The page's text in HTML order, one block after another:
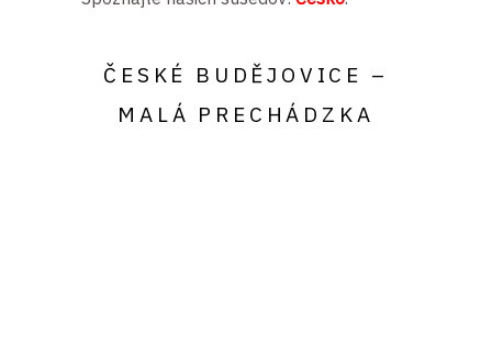
ČESKÉ BUDĚJOVICE –
MALÁ PRECHÁDZKA